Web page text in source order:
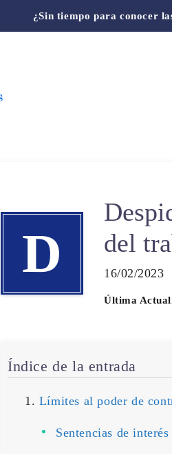
¿Sin tiempo para conocer
D
del
16/02/2023
Última
Índice de la entrada
Límites al poder de
Sentencias de